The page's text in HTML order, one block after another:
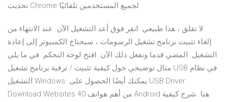
تحديث Chrome لجميع المستخدمين تلقائيًا.
لا تقلق ، هذا طبيعي. انقر فوق أعد التشغيل الآن. عند الانتهاء من
إلغاء تثبيت برنامج تشغيل الرسومات ، سيحتاج الكمبيوتر إلى إعادة
التشغيل. المضي قدما ونفعل ذلك الآن. افتح لوحة التحكم. في ما يلي
مثال توضيحي حول كيفية تثبيت / ترقية برنامج تشغيل USB في نظام
التشغيل Windows. يمكنك أيضًا الحصول على USB Driver
Download Websites من أهم هواتف 40 Android هنا. شرح كيفية